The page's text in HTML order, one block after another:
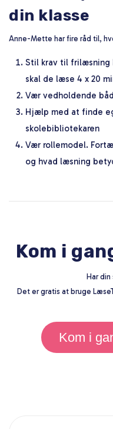
din klasse
Anne-Mette har fire råd til,
Stil krav til frilæsning
skal de læse 4 x 20
Vær vedholdende
Hjælp med at finde
skolebibliotekaren
Vær rollemodel.
og hvad læsning
Kom i
Har
Det er gratis at bruge
Kom i